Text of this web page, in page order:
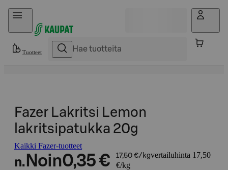
Hyppää sisältöön
Tuotteet
Fazer Lakritsi Lemon
lakritsipatukka 20g
Kaikki Fazer-tuotteet
n. Noin0,35 € 17,50 €/kgvertailuhinta 17,50
€/kg